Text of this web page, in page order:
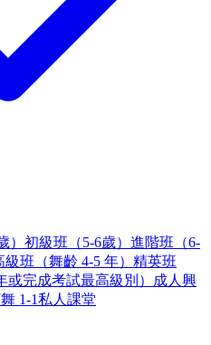
） 初級班（5-6歲） 進階班（6-
級班（舞齡 4-5 年） 精英班
或完成考試最高級別）
成人興
1-1私人課堂